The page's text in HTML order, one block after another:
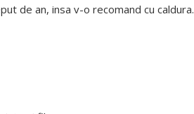
de an, insa v-o recomand cu caldura.